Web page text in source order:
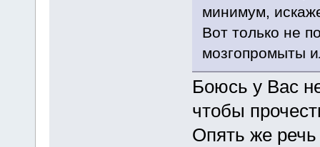
минимум,
Вот только не
мозгопромыты
Боюсь у Вас
чтобы
Опять же речь